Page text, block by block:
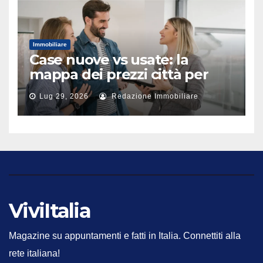
Immobiliare
Case nuove vs usate: la
mappa dei prezzi città per
città
Lug 29, 2026 Redazione Immobiliare
ViviItalia
Magazine su appuntamenti e fatti in Italia. Connettiti alla
rete italiana!